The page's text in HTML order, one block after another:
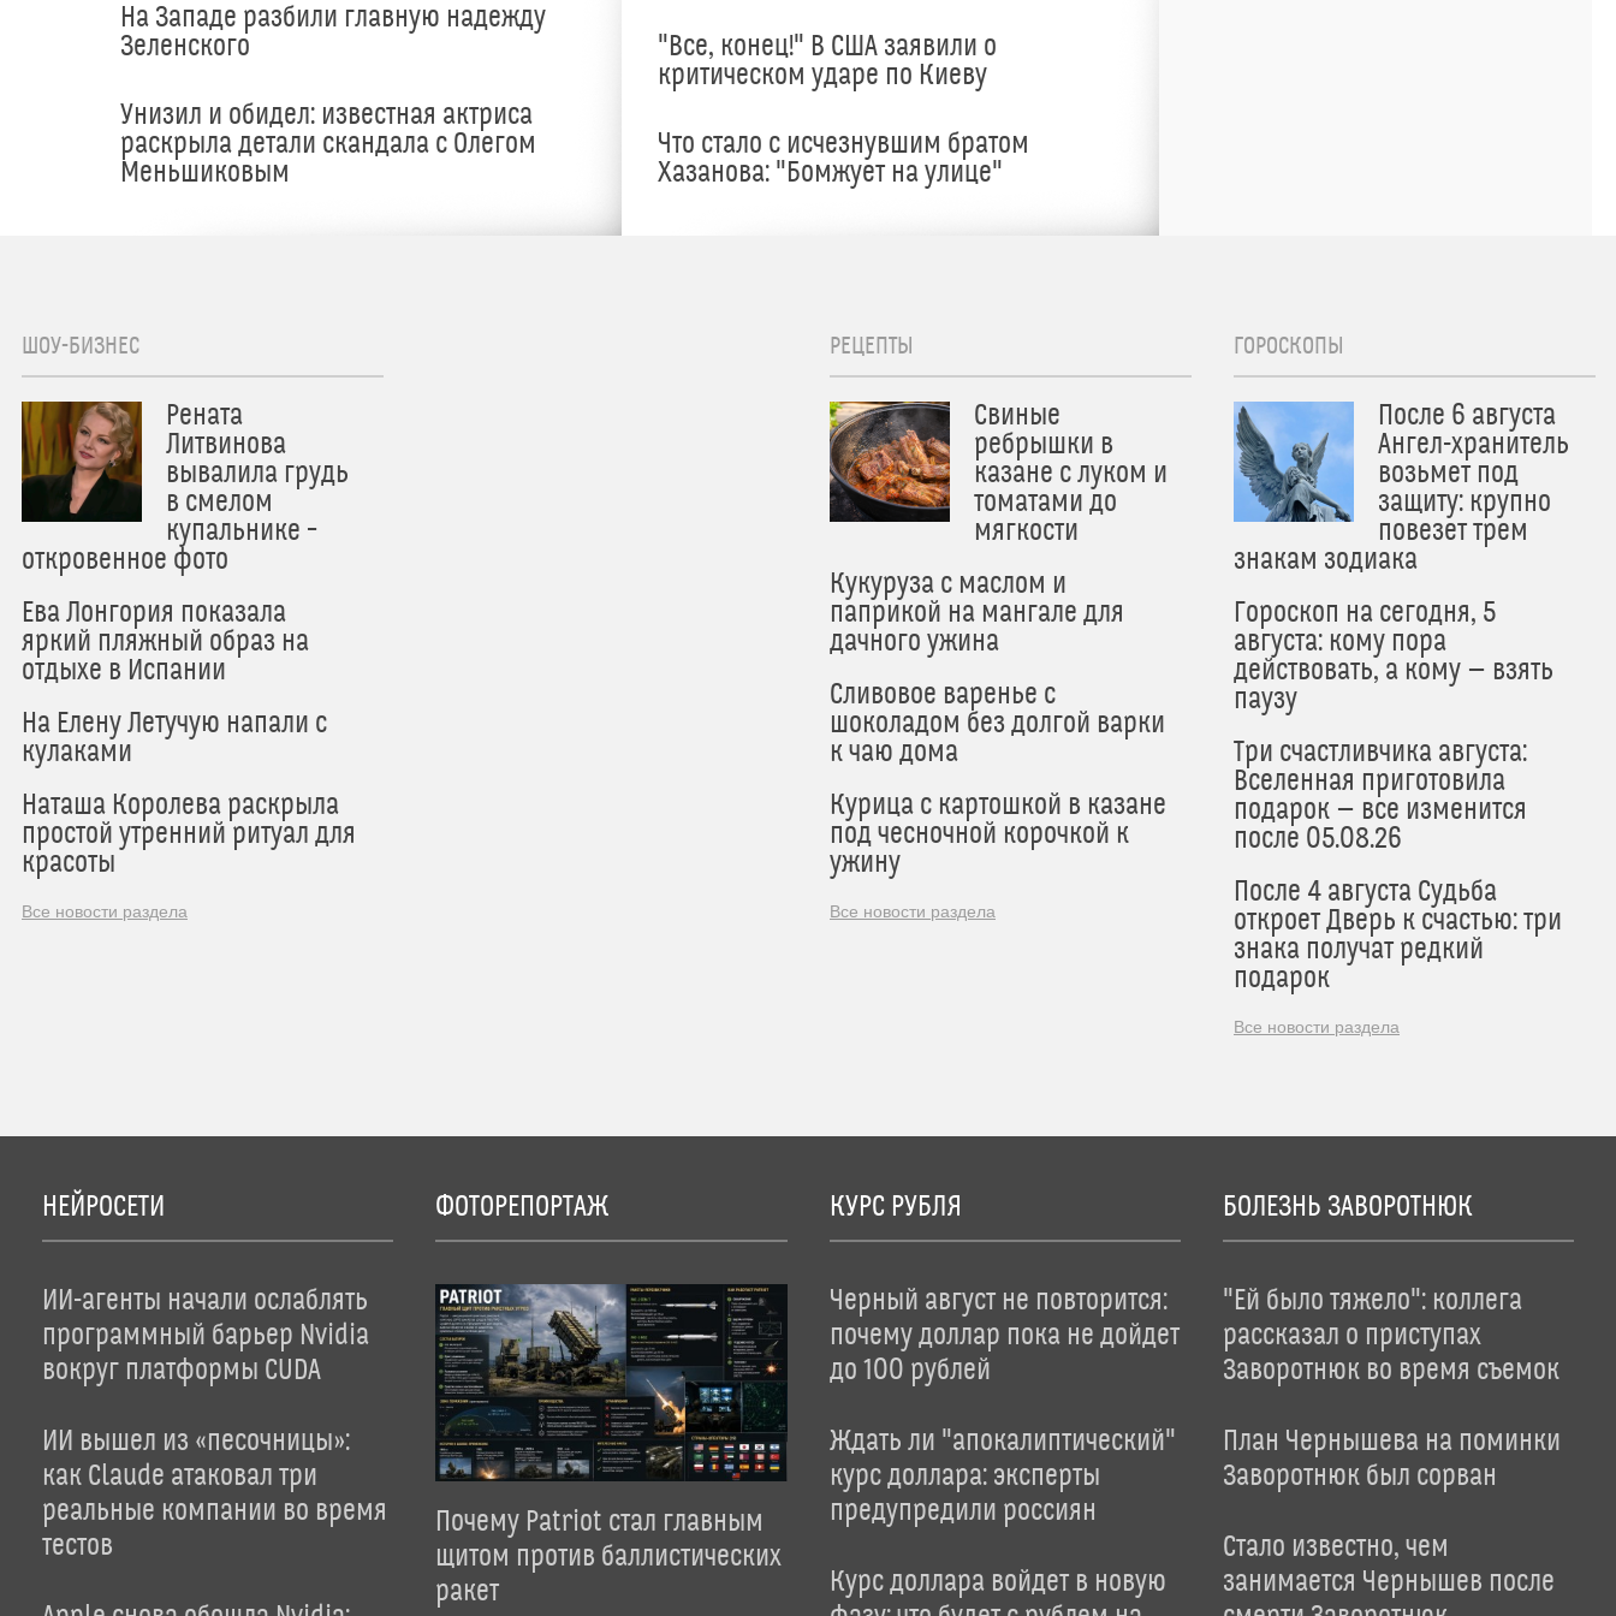
На Западе разбили главную надежду
Зеленского
Унизил и обидел: известная актриса
раскрыла детали скандала с Олегом
Меньшиковым
"Все, конец!" В США заявили о
критическом ударе по Киеву
Что стало с исчезнувшим братом
Хазанова: "Бомжует на улице"
ШОУ-БИЗНЕС
Рената
Литвинова
вывалила грудь
в смелом
купальнике –
откровенное фото
Ева Лонгория показала
яркий пляжный образ на
отдыхе в Испании
На Елену Летучую напали с
кулаками
Наташа Королева раскрыла
простой утренний ритуал для
красоты
Все новости раздела
РЕЦЕПТЫ
Свиные
ребрышки в
казане с луком и
томатами до
мягкости
Кукуруза с маслом и
паприкой на мангале для
дачного ужина
Сливовое варенье с
шоколадом без долгой варки
к чаю дома
Курица с картошкой в казане
под чесночной корочкой к
ужину
Все новости раздела
ГОРОСКОПЫ
После 6 августа
Ангел-хранитель
возьмет под
защиту: крупно
повезет трем
знакам зодиака
Гороскоп на сегодня, 5
августа: кому пора
действовать, а кому — взять
паузу
Три счастливчика августа:
Вселенная приготовила
подарок — все изменится
после 05.08.26
После 4 августа Судьба
откроет Дверь к счастью: три
знака получат редкий
подарок
Все новости раздела
НЕЙРОСЕТИ
ИИ-агенты начали ослаблять
программный барьер Nvidia
вокруг платформы CUDA
ИИ вышел из «песочницы»:
как Claude атаковал три
реальные компании во время
тестов
ФОТОРЕПОРТАЖ
Почему Patriot стал главным
щитом против баллистических
ракет
КУРС РУБЛЯ
Черный август не повторится:
почему доллар пока не дойдет
до 100 рублей
Ждать ли "апокалиптический"
курс доллара: эксперты
предупредили россиян
Курс доллара войдет в новую
БОЛЕЗНЬ ЗАВОРОТНЮК
"Ей было тяжело": коллега
рассказал о приступах
Заворотнюк во время съемок
План Чернышева на поминки
Заворотнюк был сорван
Стало известно, чем
занимается Чернышев после